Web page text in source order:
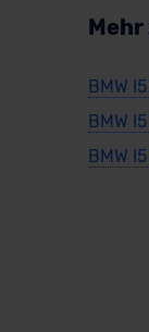
Mehr
BMW
BMW
BMW